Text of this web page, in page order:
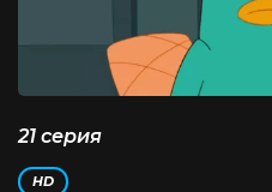
21 серия
HD